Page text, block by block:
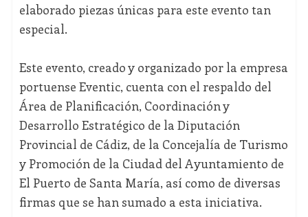
elaborado piezas únicas para este evento tan
especial.
Este evento, creado y organizado por la empresa
portuense Eventic, cuenta con el respaldo del
Área de Planificación, Coordinación y
Desarrollo Estratégico de la Diputación
Provincial de Cádiz, de la Concejalía de Turismo
y Promoción de la Ciudad del Ayuntamiento de
El Puerto de Santa María, así como de diversas
firmas que se han sumado a esta iniciativa.